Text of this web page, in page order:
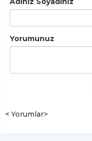
Yorumunuz
< Yorumlar>